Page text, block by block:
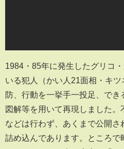
1984・85年に発生したグリコ
いる犯人（かい人21面相・キ
防、行動を一挙手一投足、でき
図解等を用いて再現しました
などは行わず、あくまで公開
詰め込んであります。ところ